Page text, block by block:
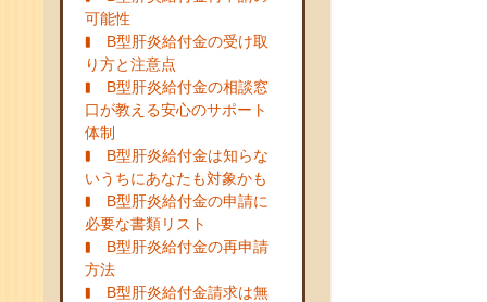
可能性
B型肝炎給付金の受け取
り方と注意点
B型肝炎給付金の相談窓
口が教える安心のサポート
体制
B型肝炎給付金は知らな
いうちにあなたも対象かも
B型肝炎給付金の申請に
必要な書類リスト
B型肝炎給付金の再申請
方法
B型肝炎給付金請求は無